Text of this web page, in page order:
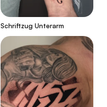
Schriftzug Unterarm